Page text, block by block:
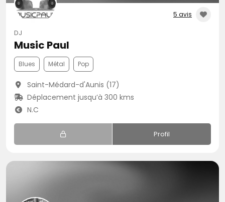
5 avis
DJ
Music Paul
Blues Métal Pop
Saint-Médard-d'Aunis (17)
Déplacement jusqu’à 300 kms
N.C
Profil